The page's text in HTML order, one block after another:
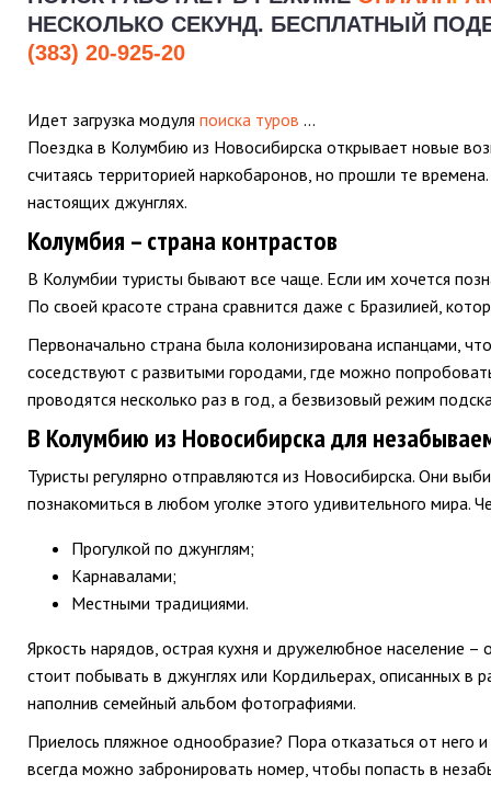
НЕСКОЛЬКО СЕКУНД. БЕСПЛАТНЫЙ
(383) 20-925-20
Идет загрузка модуля поиска туров …
Поездка в Колумбию из Новосибирска открывает новые
считаясь территорией наркобаронов, но прошли те
настоящих джунглях.
Колумбия – страна контрастов
В Колумбии туристы бывают все чаще. Если им хочется
По своей красоте страна сравнится даже с Бразилией,
Первоначально страна была колонизирована испанцами,
соседствуют с развитыми городами, где можно
проводятся несколько раз в год, а безвизовый режим
В Колумбию из Новосибирска для
Туристы регулярно отправляются из Новосибирска. Они
познакомиться в любом уголке этого удивительного мира.
Прогулкой по джунглям;
Карнавалами;
Местными традициями.
Яркость нарядов, острая кухня и дружелюбное население
стоит побывать в джунглях или Кордильерах, описанных в
наполнив семейный альбом фотографиями.
Приелось пляжное однообразие? Пора отказаться от него
всегда можно забронировать номер, чтобы попасть в